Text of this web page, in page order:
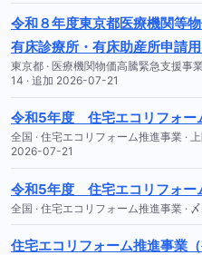
令和８年度東京都医療機関等
有床診療所・有床助産所申請用
東京都 · 医療機関物価高騰緊急支援
14 · 追加 2026-07-21
令和5年度 住宅エコリフォー
全国 · 住宅エコリフォーム推進事業 ·
2026-07-21
令和5年度 住宅エコリフォー
全国 · 住宅エコリフォーム推進事業 ·
住宅エコリフォーム推進事業（